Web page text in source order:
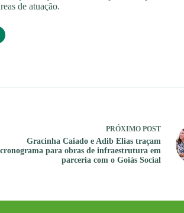
de atuação.
PRÓXIMO POST
Gracinha Caiado e Adib Elias traçam
cronograma para obras de infraestrutura em
parceria com o Goiás Social